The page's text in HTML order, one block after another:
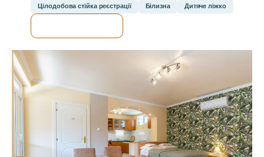
Цілодобова стійка реєстрації Білизна Дитяче ліжко